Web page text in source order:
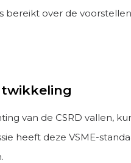
over de
van de CSRD vallen,
heeft deze VSME-